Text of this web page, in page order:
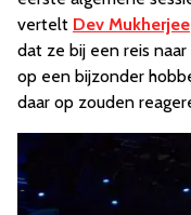
vertelt Dev Mukherjee
dat ze bij een reis
op een bijzonder
daar op zouden